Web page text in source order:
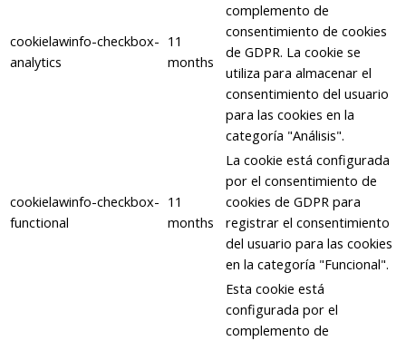
cookielawinfo-checkbox-
analytics
11
months
complemento de
consentimiento de cookies
de GDPR. La cookie se
utiliza para almacenar el
consentimiento del usuario
para las cookies en la
categoría "Análisis".
cookielawinfo-checkbox-
functional
11
months
La cookie está configurada
por el consentimiento de
cookies de GDPR para
registrar el consentimiento
del usuario para las cookies
en la categoría "Funcional".
Esta cookie está
configurada por el
complemento de